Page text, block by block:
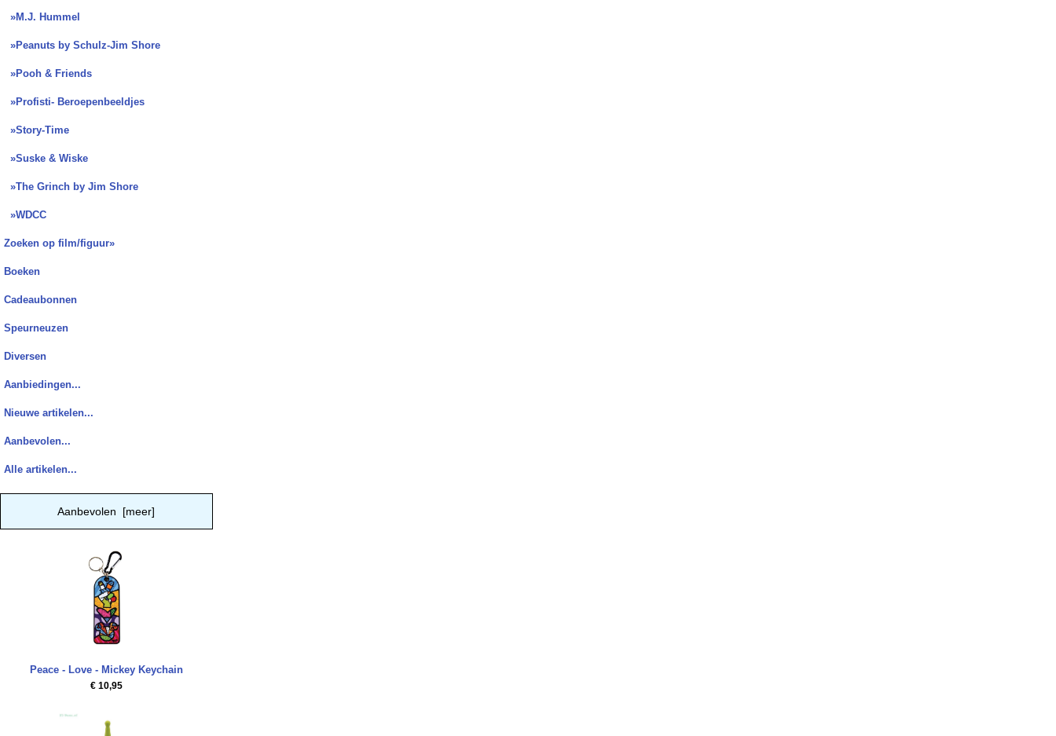
»M.J. Hummel
»Peanuts by Schulz-Jim Shore
»Pooh & Friends
»Profisti- Beroepenbeeldjes
»Story-Time
»Suske & Wiske
»The Grinch by Jim Shore
»WDCC
Zoeken op film/figuur»
Boeken
Cadeaubonnen
Speurneuzen
Diversen
Aanbiedingen...
Nieuwe artikelen...
Aanbevolen...
Alle artikelen...
Aanbevolen [meer]
Peace - Love - Mickey Keychain
€ 10,95